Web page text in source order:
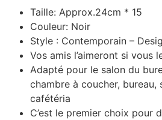
Taille: Approx.24cm * 15
Couleur: Noir
Style : Contemporain –
Vos amis l’aimeront si vous
Adapté pour le salon du
chambre à coucher, bureau,
cafétéria
C’est le premier choix pour